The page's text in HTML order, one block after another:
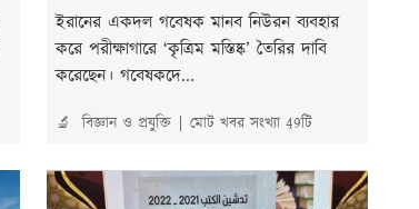
ইরানের একদল গবেষক মানব নিউরন ব্যবহার
করে পরীক্ষাগারে ‘কৃত্রিম মস্তিষ্ক’ তৈরির দাবি
করেছেন। গবেষকদে...
🔬 বিজ্ঞান ও প্রযুক্তি মোট খবর সংখ্যা 49টি